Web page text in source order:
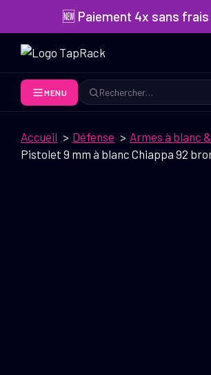
contenu
🆕 Paiement 4x sans frais
MENU
Rechercher
Accueil Défense
Armes à blanc
Pistolet 9 mm à blanc Chiappa 92